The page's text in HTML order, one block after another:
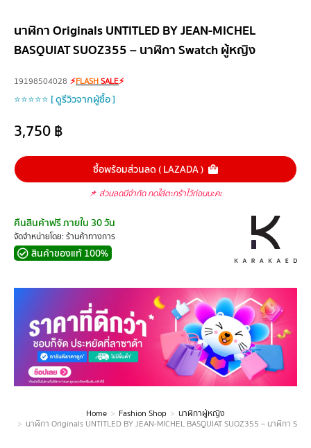
นาฬิกา Originals UNTITLED BY JEAN-MICHEL
BASQUIAT SUOZ355 – นาฬิกา Swatch ผู้หญิง
19198504028 ⚡FLASHSALE⚡
⭐⭐⭐⭐⭐ [ ดูรีวิวจากผู้ซื้อ ]
3,750฿
ซื้อพร้อมส่วนลด ( LAZADA )
📌 ส่วนลดมีจำกัด กดใส่ตะกร้าไว้ก่อนนะคะ
คืนสินค้าฟรี ภายใน 30 วัน
จัดจำหน่ายโดย: ร้านค้าทางการ
สินค้าของแท้ 100%
Home Fashion Shop
นาฬิกาผู้หญิง
นาฬิกา Originals UNTITLED BY JEAN-MICHEL BASQUIAT SUOZ355 – นาฬิกา